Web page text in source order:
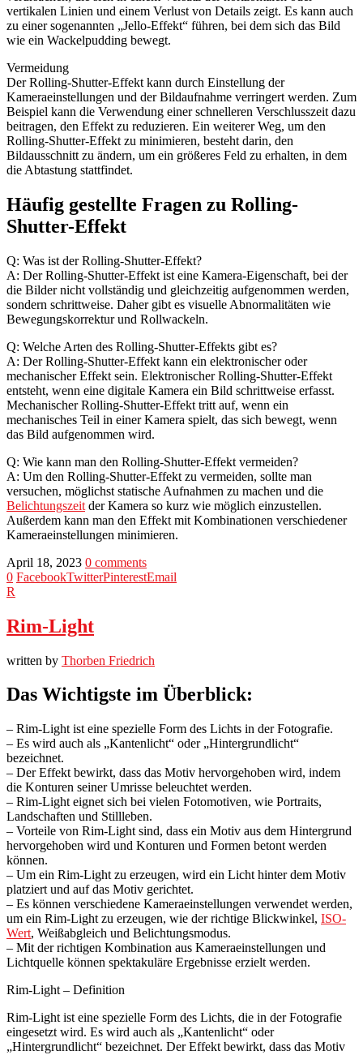
vertikalen Linien und einem Verlust von Details zeigt. Es kann auch
zu einer sogenannten „Jello-Effekt“ führen, bei dem sich das Bild
wie ein Wackelpudding bewegt.
Vermeidung
Der Rolling-Shutter-Effekt kann durch Einstellung der
Kameraeinstellungen und der Bildaufnahme verringert werden. Zum
Beispiel kann die Verwendung einer schnelleren Verschlusszeit dazu
beitragen, den Effekt zu reduzieren. Ein weiterer Weg, um den
Rolling-Shutter-Effekt zu minimieren, besteht darin, den
Bildausschnitt zu ändern, um ein größeres Feld zu erhalten, in dem
die Abtastung stattfindet.
Häufig gestellte Fragen zu Rolling-
Shutter-Effekt
Q: Was ist der Rolling-Shutter-Effekt?
A: Der Rolling-Shutter-Effekt ist eine Kamera-Eigenschaft, bei der
die Bilder nicht vollständig und gleichzeitig aufgenommen werden,
sondern schrittweise. Daher gibt es visuelle Abnormalitäten wie
Bewegungskorrektur und Rollwackeln.
Q: Welche Arten des Rolling-Shutter-Effekts gibt es?
A: Der Rolling-Shutter-Effekt kann ein elektronischer oder
mechanischer Effekt sein. Elektronischer Rolling-Shutter-Effekt
entsteht, wenn eine digitale Kamera ein Bild schrittweise erfasst.
Mechanischer Rolling-Shutter-Effekt tritt auf, wenn ein
mechanisches Teil in einer Kamera spielt, das sich bewegt, wenn
das Bild aufgenommen wird.
Q: Wie kann man den Rolling-Shutter-Effekt vermeiden?
A: Um den Rolling-Shutter-Effekt zu vermeiden, sollte man
versuchen, möglichst statische Aufnahmen zu machen und die
Belichtungszeit der Kamera so kurz wie möglich einzustellen.
Außerdem kann man den Effekt mit Kombinationen verschiedener
Kameraeinstellungen minimieren.
April 18, 2023 0 comments
0 FacebookTwitterPinterestEmail
R
Rim-Light
written by Thorben Friedrich
Das Wichtigste im Überblick:
– Rim-Light ist eine spezielle Form des Lichts in der Fotografie.
– Es wird auch als „Kantenlicht“ oder „Hintergrundlicht“
bezeichnet.
– Der Effekt bewirkt, dass das Motiv hervorgehoben wird, indem
die Konturen seiner Umrisse beleuchtet werden.
– Rim-Light eignet sich bei vielen Fotomotiven, wie Portraits,
Landschaften und Stillleben.
– Vorteile von Rim-Light sind, dass ein Motiv aus dem Hintergrund
hervorgehoben wird und Konturen und Formen betont werden
können.
– Um ein Rim-Light zu erzeugen, wird ein Licht hinter dem Motiv
platziert und auf das Motiv gerichtet.
– Es können verschiedene Kameraeinstellungen verwendet werden,
um ein Rim-Light zu erzeugen, wie der richtige Blickwinkel, ISO-
Wert, Weißabgleich und Belichtungsmodus.
– Mit der richtigen Kombination aus Kameraeinstellungen und
Lichtquelle können spektakuläre Ergebnisse erzielt werden.
Rim-Light – Definition
Rim-Light ist eine spezielle Form des Lichts, die in der Fotografie
eingesetzt wird. Es wird auch als „Kantenlicht“ oder
„Hintergrundlicht“ bezeichnet. Der Effekt bewirkt, dass das Motiv